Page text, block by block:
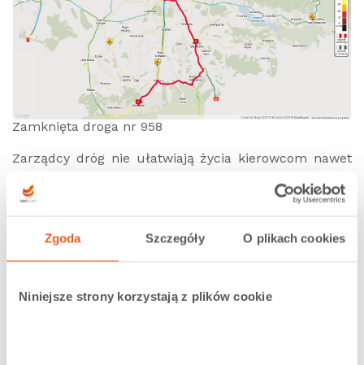
Zgoda Szczegóły O plikach cookies
Niniejsze strony korzystają z plików cookie
Zamknięta droga nr 958
Zarządcy dróg nie ułatwiają życia kierowcom nawet
najpewniejszym sposobem na uniknięcie stania w
NaviExpert
sytuację drogową i wyznacza trasy omijające korki. W
zależności od dnia i godziny trasa może być różnie
omijać korki zawodowo z włączonymNaviExpertem